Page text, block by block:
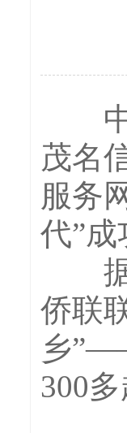
中
茂名
服务
代”成
据
侨联
乡
300